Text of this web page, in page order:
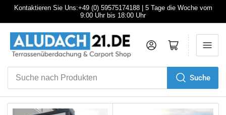
Kontaktieren Sie Uns:+49 (0) 59575174188 | 5 Tage die Woche vom
9:00 Uhr bis 18:00 Uhr
nach
Produkten
Suche
AnmeldenMini-Warenkorb öffnen